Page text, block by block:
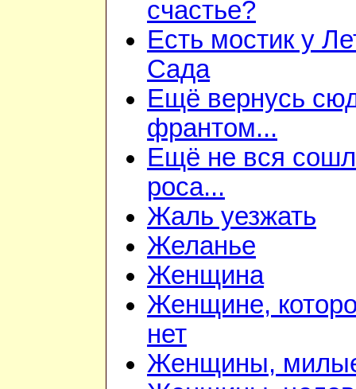
счастье?
Есть мостик у
Сада
Ещё вернусь
франтом...
Ещё не вся
роса...
Жаль уезжать
Желанье
Женщина
Женщине,
нет
Женщины,